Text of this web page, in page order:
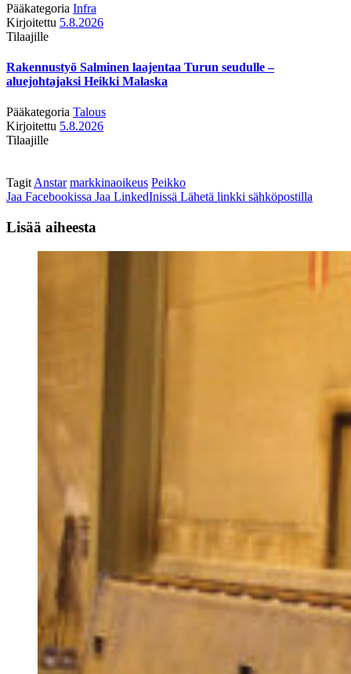
Pääkategoria Infra
Kirjoitettu 5.8.2026
Tilaajille
Rakennustyö Salminen laajentaa Turun seudulle –
aluejohtajaksi Heikki Malaska
Pääkategoria Talous
Kirjoitettu 5.8.2026
Tilaajille
Tagit Anstar markkinaoikeus Peikko
Jaa Facebookissa Jaa LinkedInissä Lähetä linkki sähköpostilla
Lisää aiheesta